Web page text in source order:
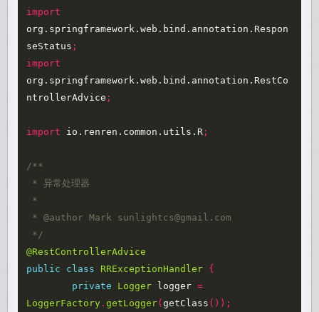
import
org.springframework.web.bind.annotation.Respon
seStatus ;
import
org.springframework.web.bind.annotation.RestCo
ntrollerAdvice ;
import io.renren.common.utils.R ;
/**
*/
@RestControllerAdvice
public
class RRExceptionHandler {
private
Logger logger =
LoggerFactory .getLogger(getClass ());